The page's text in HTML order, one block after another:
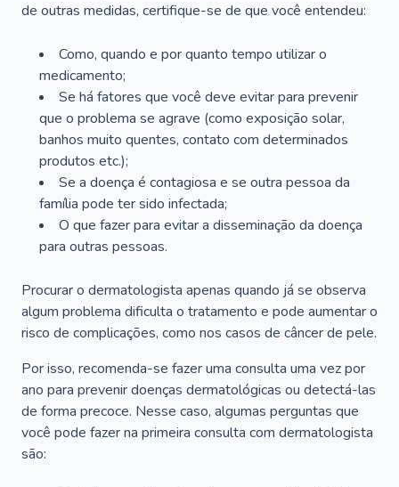
de outras medidas, certifique-se de que você entendeu:
Como, quando e por quanto tempo utilizar o
medicamento;
Se há fatores que você deve evitar para prevenir
que o problema se agrave (como exposição solar,
banhos muito quentes, contato com determinados
produtos etc.);
Se a doença é contagiosa e se outra pessoa da
família pode ter sido infectada;
O que fazer para evitar a disseminação da doença
para outras pessoas.
Procurar o dermatologista apenas quando já se observa
algum problema dificulta o tratamento e pode aumentar o
risco de complicações, como nos casos de câncer de pele.
Por isso, recomenda-se fazer uma consulta uma vez por
ano para prevenir doenças dermatológicas ou detectá-las
de forma precoce. Nesse caso, algumas perguntas que
você pode fazer na primeira consulta com dermatologista
são: